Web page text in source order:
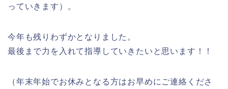
っていきます）。
今年も残りわずかとなりました。
最後まで力を入れて指導していきたいと思います！！
（年末年始でお休みとなる方はお早めにご連絡くださ